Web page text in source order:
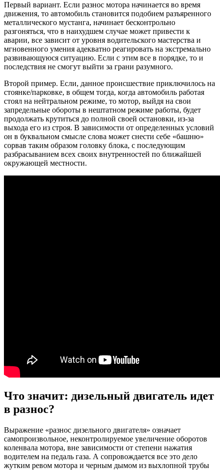
Первый вариант. Если разнос мотора начинается во время
движения, то автомобиль становится подобием разъяренного
металлического мустанга, начинает бесконтрольно
разгоняться, что в наихудшем случае может привести к
аварии, все зависит от уровня водительского мастерства и
мгновенного умения адекватно реагировать на экстремально
развивающуюся ситуацию. Если с этим все в порядке, то и
последствия не смогут выйти за грани разумного.
Второй пример. Если, данное происшествие приключилось на
стоянке/парковке, в общем тогда, когда автомобиль работая
стоял на нейтральном режиме, то мотор, выйдя на свои
запредельные обороты в нештатном режиме работы, будет
продолжать крутиться до полной своей остановки, из-за
выхода его из строя. В зависимости от определенных условий
он в буквальном смысле слова может снести себе «башню»
сорвав таким образом головку блока, с последующим
разбрасыванием всех своих внутренностей по ближайшей
окружающей местности.
Что значит: дизельный двигатель идет
в разнос?
Выражение «разнос дизельного двигателя» означает
самопроизвольное, неконтролируемое увеличение оборотов
коленвала мотора, вне зависимости от степени нажатия
водителем на педаль газа. А сопровождается все это дело
жутким ревом мотора и черным дымом из выхлопной трубы